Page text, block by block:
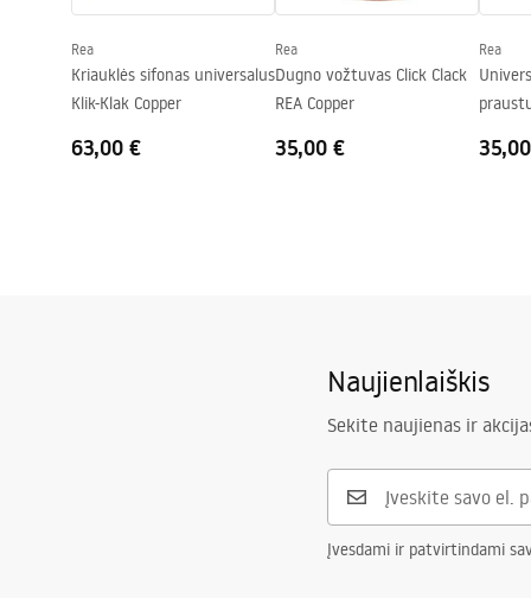
Skylė baterijom
Ne
Perpildymo anga
Rea
Kriauklės sifonas universalus
Klik-Klak Copper
63,00 €
Rea
Dugno vožtuvas Click Clack
REA Copper
35,00 €
Rea
Naujienlaiškis
Sekite naujienas ir
Įvesdami ir patvirtindami